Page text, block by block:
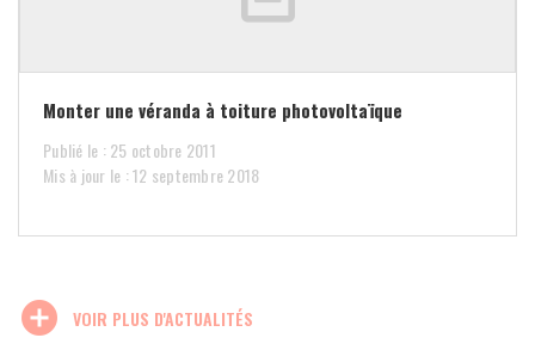
Monter une véranda à toiture photovoltaïque
Publié le : 25 octobre 2011
Mis à jour le : 12 septembre 2018
add_circle VOIR PLUS D'ACTUALITÉS